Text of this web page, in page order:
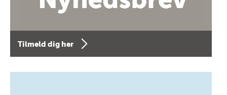
Tilmeld dig her